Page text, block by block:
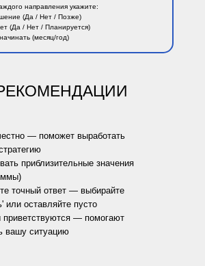
— поможет выработать
приблизительные значения
точный ответ — выбирайте
или оставляйте пусто
приветствуются — помогают
вашу ситуацию
направления укажите:
(Да / Нет / Позже)
(Да / Нет / Планируется)
(месяц/год)